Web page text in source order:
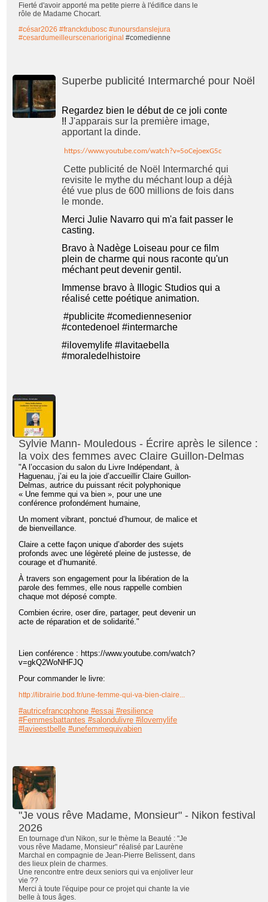
Fierté d'avoir apporté ma petite pierre à l'édifice dans le
rôle de Madame Chocart.
#césar2026 #franckdubosc #unoursdanslejura
#cesardumeilleurscenarioriginal #comedienne
Superbe publicité Intermarché pour Noël
Regardez bien le début de ce joli conte
!!J'apparais sur la première image,
apportant la dinde.
https://www.youtube.com/watch?v=5oCejoexG5c
Cette publicité de Noël Intermarché qui
revisite le mythe du méchant loup a déjà
été vue plus de 600 millions de fois dans
le monde.
MerciJulie Navarro qui m'a fait passer le
casting.
Bravo à Nadège Loiseau pour ce film
plein de charme qui nous raconte qu'un
méchant peut devenir gentil.
Immense bravo à Illogic Studios qui a
réalisé cette poétique animation.
#publicite #comediennesenior
#contedenoel #intermarche
#ilovemylife #lavitaebella
#moraledelhistoire
Sylvie Mann- Mouledous - Écrire après le silence :
la voix des femmes avec Claire Guillon-Delmas
"A l’occasion du salon du Livre Indépendant, à
Haguenau, j’ai eu la joie d’accueillir Claire Guillon-
Delmas, autrice du puissant récit polyphonique
« Une femme qui va bien », pour une une
conférence profondément humaine,
Un moment vibrant, ponctué d’humour, de malice et
de bienveillance.
Claire a cette façon unique d’aborder des sujets
profonds avec une légèreté pleine de justesse, de
courage et d’humanité.
À travers son engagement pour la libération de la
parole des femmes, elle nous rappelle combien
chaque mot déposé compte.
Combien écrire, oser dire, partager, peut devenir un
acte de réparation et de solidarité."
Lien conférence : https://www.youtube.com/watch?
v=gkQ2WoNHFJQ
Pour commander le livre:
http://librairie.bod.fr/une-femme-qui-va-bien-claire...
#autricefrancophone #essai #resilience
#Femmesbattantes #salondulivre #ilovemylife
#lavieestbelle #unefemmequivabien
"Je vous rêve Madame, Monsieur" - Nikon festival
2026
En tournage d'un Nikon, sur le thème la Beauté : "Je
vous rêve Madame, Monsieur" réalisé par Laurène
Marchal en compagnie de Jean-Pierre Belissent, dans
des lieux plein de charmes.
Une rencontre entre deux seniors qui va enjoliver leur
vie ??
Merci à toute l'équipe pour ce projet qui chante la vie
belle à tous âges.